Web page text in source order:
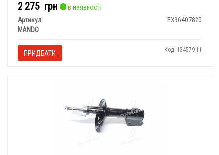
2 275 грн
в наявності
Артикул:
EX96407820
MANDO
ПРИДБАТИ Код: 134579-11